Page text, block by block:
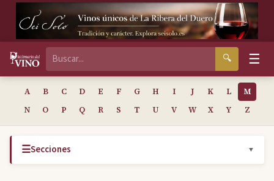
🔍 ☰
A B C D E F G H I J K L
M
N
O P Q R S T U V W X Y Z
☰Secciones ▼